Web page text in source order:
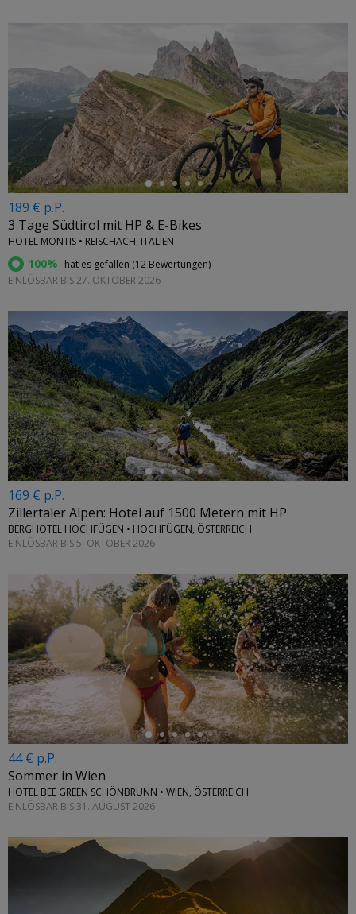
←
189 € p.P.
3 Tage Südtirol mit HP & E-Bikes
HOTEL MONTIS • REISCHACH, ITALIEN
100% hat es gefallen (12 Bewertungen)
EINLÖSBAR BIS 27. OKTOBER 2026
←
169 € p.P.
Zillertaler Alpen: Hotel auf 1500 Metern mit HP
BERGHOTEL HOCHFÜGEN • HOCHFÜGEN, ÖSTERREICH
EINLÖSBAR BIS 5. OKTOBER 2026
←
44 € p.P.
Sommer in Wien
HOTEL BEE GREEN SCHÖNBRUNN • WIEN, ÖSTERREICH
EINLÖSBAR BIS 31. AUGUST 2026